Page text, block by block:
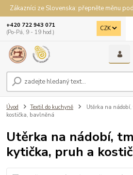
Zákazníci ze Slovenska: přepněte měnu
CZK
+420 722 943 071
(Po-Pá, 9 - 19 hod.)
Úvod Textil do kuchyně
Utěrka na
kostička, bavlněná
Utěrka na nádobí,
kytička, pruh a